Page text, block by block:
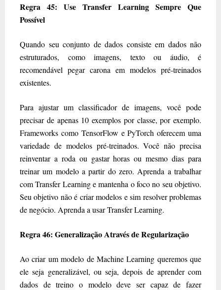
Regra 45: Use Transfer Learning Sempre Que
Possível
Quando seu conjunto de dados consiste em dados não
estruturados, como imagens, texto ou áudio, é
recomendável pegar carona em modelos pré-treinados
existentes.
Para ajustar um classificador de imagens, você pode
precisar de apenas 10 exemplos por classe, por exemplo.
Frameworks como TensorFlow e PyTorch oferecem uma
variedade de modelos pré-treinados. Você não precisa
reinventar a roda ou gastar horas ou mesmo dias para
treinar um modelo a partir do zero. Aprenda a trabalhar
com Transfer Learning e mantenha o foco no seu objetivo.
Seu objetivo não é criar modelos e sim resolver problemas
de negócio. Aprenda a usar Transfer Learning.
Regra 46: Generalização Através de Regularização
Ao criar um modelo de Machine Learning queremos que
ele seja generalizável, ou seja, depois de aprender com
dados de treino o modelo deve ser capaz de fazer